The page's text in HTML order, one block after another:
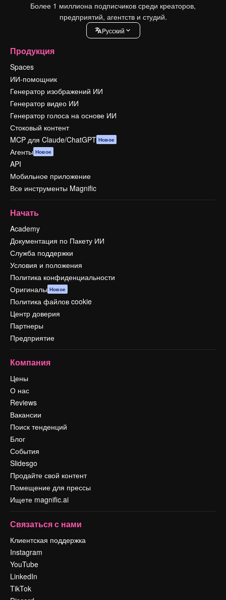
Более 1 миллиона подписчиков среди креаторов,
предприятий, агентств и студий.
Pусский
Продукция
Spaces
ИИ-помощник
Генератор изображений ИИ
Генератор видео ИИ
Генератор голоса на основе ИИ
Стоковый контент
MCP для Claude/ChatGPT Новое
Агенты Новое
API
Мобильное приложение
Все инструменты Magnific
Начать
Academy
Документация по Пакету ИИ
Служба поддержки
Условия и положения
Политика конфиденциальности
Оригиналы Новое
Политика файлов cookie
Центр доверия
Партнеры
Предприятие
Компания
Цены
О нас
Reviews
Вакансии
Поиск тенденций
Блог
События
Slidesgo
Продайте свой контент
Помещение для прессы
Ищете magnific.ai
Связаться с нами
Клиентская поддержка
Instagram
YouTube
LinkedIn
TikTok